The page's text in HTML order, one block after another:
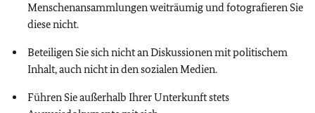
Menschenansammlungen weiträumig und fotografieren Sie
diese nicht.
Beteiligen Sie sich nicht an Diskussionen mit politischem
Inhalt, auch nicht in den sozialen Medien.
Führen Sie außerhalb Ihrer Unterkunft stets